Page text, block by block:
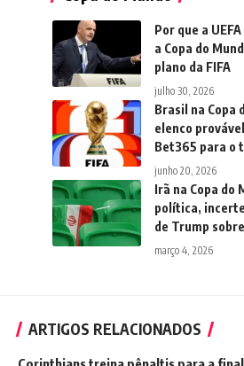
Por que a
a Copa do
plano da FIFA
julho 30, 2026
Brasil na Copa
elenco
Bet365 para o
junho 20, 2026
Irã na Copa do
política,
de Trump
março 4, 2026
ARTIGOS RELACIONADOS